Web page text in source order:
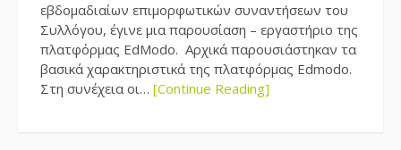
εβδομαδιαίων επιμορφωτικών συναντήσεων του
Συλλόγου, έγινε μια παρουσίαση – εργαστήριο της
πλατφόρμας EdModo. Αρχικά παρουσιάστηκαν τα
βασικά χαρακτηριστικά της πλατφόρμας Edmodo.
Στη συνέχεια οι… [Continue Reading]